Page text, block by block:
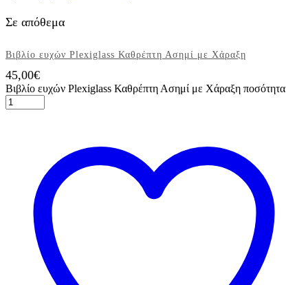
Σε απόθεμα
Βιβλίο ευχών Plexiglass Καθρέπτη Ασημί με Χάραξη
45,00€
Βιβλίο ευχών Plexiglass Καθρέπτη Ασημί με Χάραξη ποσότητα